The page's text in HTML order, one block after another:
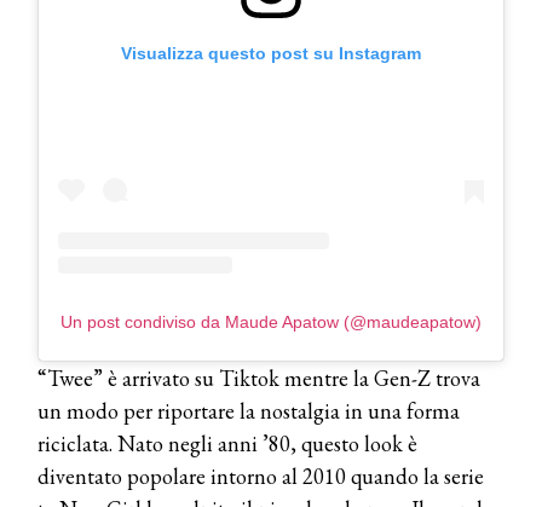
Visualizza questo post su Instagram
Un post condiviso da Maude Apatow (@maudeapatow)
“Twee” è arrivato su Tiktok mentre la Gen-Z trova
un modo per riportare la nostalgia in una forma
riciclata. Nato negli anni ’80, questo look è
diventato popolare intorno al 2010 quando la serie